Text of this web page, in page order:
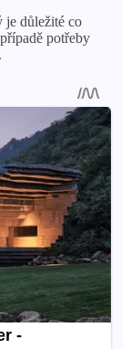
je důležité co
potřeby